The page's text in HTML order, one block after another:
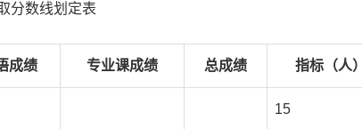
分数线划定表
成绩 专业课成绩 总成绩 指标（人
15